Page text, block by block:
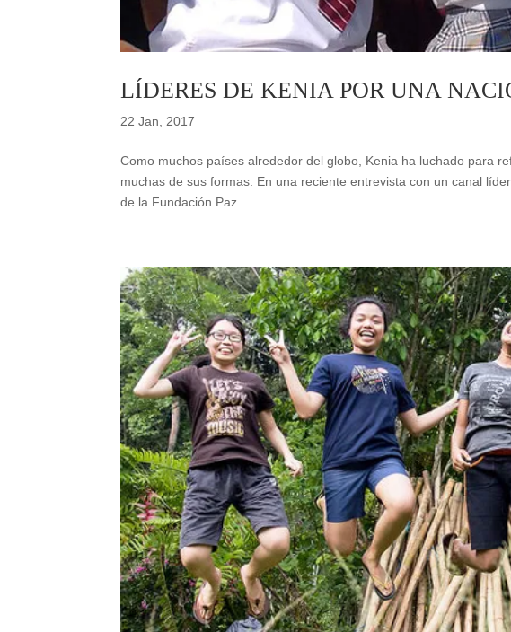
LÍDERES DE KENIA POR UNA
22 Jan, 2017
Como muchos países alrededor del globo, Kenia ha luchado para
muchas de sus formas. En una reciente entrevista con un canal
de la Fundación Paz...